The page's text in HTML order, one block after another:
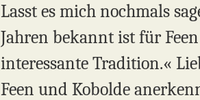
Lasst es mich nochmals
Jahren bekannt ist für
interessante Tradition.«
Feen und Kobolde